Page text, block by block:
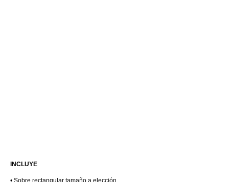
INCLUYE
• Sobre rectangular tamaño a elección